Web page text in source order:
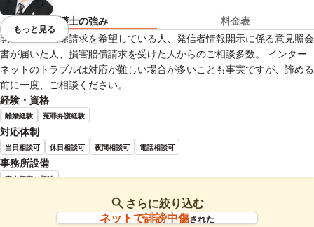
弁護士の強み
料金表
開示請求、削除請求を希望している人、発信者情報開示に係る意見照会
書が届いた人、損害賠償請求を受けた人からのご相談多数。 インター
ネットのトラブルは対応が難しい場合が多いことも事実ですが、諦める
前に一度、ご相談ください。
経験・資格
離婚経験 冤罪弁護経験
対応体制
当日相談可 休日相談可 夜間相談可 電話相談可
事務所設備
完全個室で相談
藪内 博之 弁護士の詳細情報を見る
視覚的に省略されている要素を
もっと見る
さらに絞り込む
ネットで誹謗中傷された